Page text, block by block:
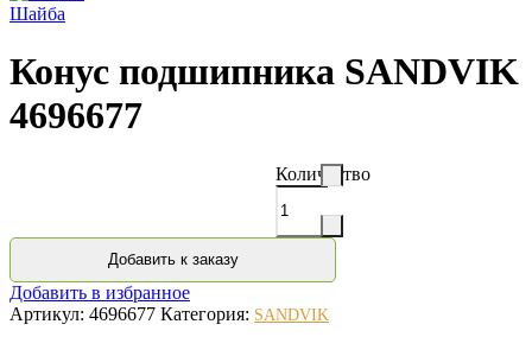
Шайба
Конус подшипника SANDVIK
4696677
Количество
Добавить к заказу
Добавить в избранное
Артикул: 4696677 Категория: SANDVIK